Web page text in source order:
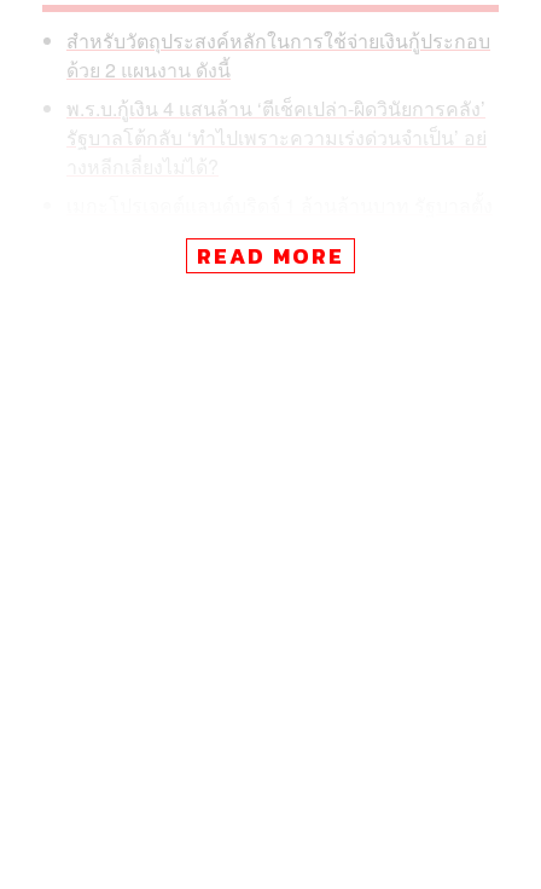
สำหรับวัตถุประสงค์หลักในการใช้จ่ายเงินกู้ประกอบ
ด้วย 2 แผนงาน ดังนี้
พ.ร.บ.กู้เงิน 4 แสนล้าน ‘ตีเช็คเปล่า-ผิดวินัยการคลัง’
รัฐบาลโต้กลับ ‘ทำไปเพราะความเร่งด่วนจำเป็น’ อย่
ใจกระตุ้นเศรษฐกิจ แต่ไม่ปรากฎชัดในนโยบายพรร
READ MORE